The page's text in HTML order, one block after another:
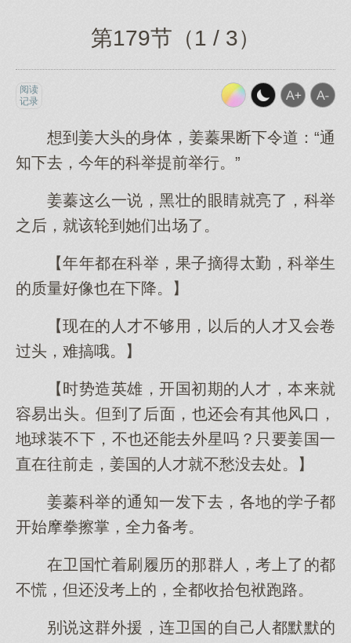
第179节（1 / 3）
阅读
记录
想到姜大头的身体，姜蓁果断下令道：“通
知下去，今年的科举提前举行。”
姜蓁这么一说，黑壮的眼睛就亮了，科举
之后，就该轮到她们出场了。
【年年都在科举，果子摘得太勤，科举生
的质量好像也在下降。】
【现在的人才不够用，以后的人才又会卷
过头，难搞哦。】
【时势造英雄，开国初期的人才，本来就
容易出头。但到了后面，也还会有其他风口，
地球装不下，不也还能去外星吗？只要姜国一
直在往前走，姜国的人才就不愁没去处。】
姜蓁科举的通知一发下去，各地的学子都
开始摩拳擦掌，全力备考。
在卫国忙着刷履历的那群人，考上了的都
不慌，但还没考上的，全都收拾包袱跑路。
别说这群外援，连卫国的自己人都默默的